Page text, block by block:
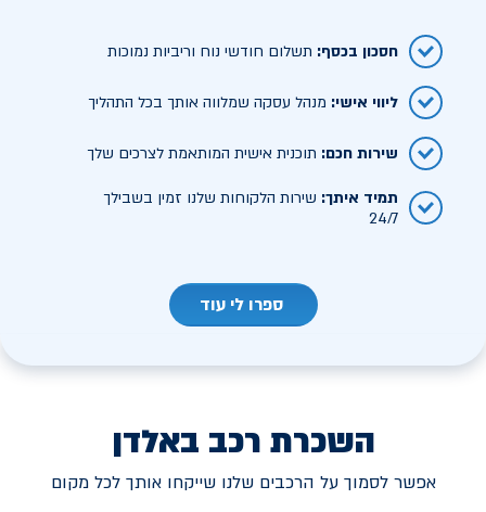
חסכון בכסף: תשלום חודשי נוח וריביות נמוכות
ליווי אישי: מנהל עסקה שמלווה אותך בכל התהליך
שירות חכם: תוכנית אישית המותאמת לצרכים שלך
תמיד איתך: שירות הלקוחות שלנו זמין בשבילך
24/7
ספרו לי עוד
השכרת רכב באלדן
אפשר לסמוך על הרכבים שלנו שייקחו אותך לכל מקום